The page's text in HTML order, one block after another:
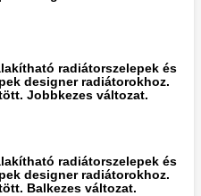
radiátorszelepek és
designer radiátorokhoz.
Jobbkezes változat.
radiátorszelepek és
designer radiátorokhoz.
Balkezes változat.